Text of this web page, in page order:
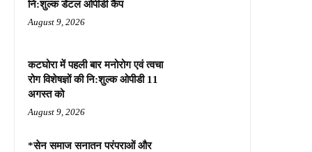
नि:शुल्क डेंटल ओपीडी कैंप
August 9, 2026
कटघोरा में पहली बार मनोरोग एवं त्वचा
रोग विशेषज्ञों की नि:शुल्क ओपीडी 11
अगस्त को
August 9, 2026
*सेन समाज सनातन परंपराओं और